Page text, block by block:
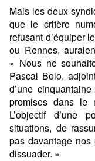
Mais les deux
que le critère
refusant d’équiper
ou Rennes,
« Nous ne
Pascal Bolo,
d’une
promises dans le
L’objectif d’une
situations, de
pas davantage
dissuader. »